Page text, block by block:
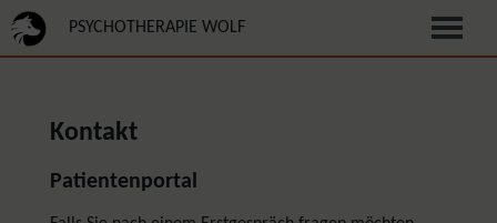
PSYCHOTHERAPIE WOLF
Kontakt
Patientenportal